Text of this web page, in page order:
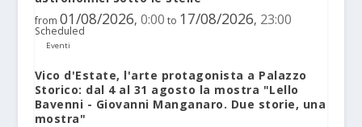
from 01/08/2026, 0:00 to 17/08/2026, 23:00
Scheduled
Eventi
Vico d'Estate, l'arte protagonista a Palazzo
Storico: dal 4 al 31 agosto la mostra "Lello
Bavenni - Giovanni Manganaro. Due storie, una
mostra"